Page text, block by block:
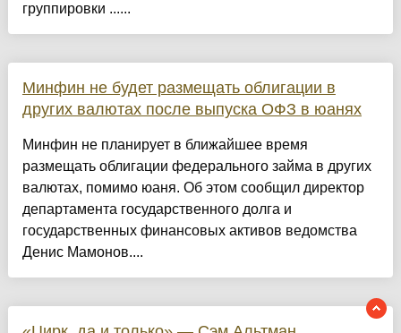
группировки ......
Минфин не будет размещать облигации в
других валютах после выпуска ОФЗ в юанях
Минфин не планирует в ближайшее время
размещать облигации федерального займа в других
валютах, помимо юаня. Об этом сообщил директор
департамента государственного долга и
государственных финансовых активов ведомства
Денис Мамонов....